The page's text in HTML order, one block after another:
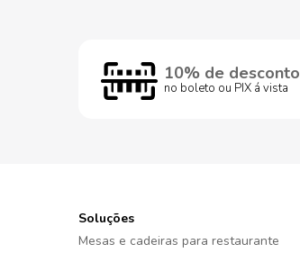
10% de desconto
no boleto ou PIX á vista
Soluções
Mesas e cadeiras para restaurante